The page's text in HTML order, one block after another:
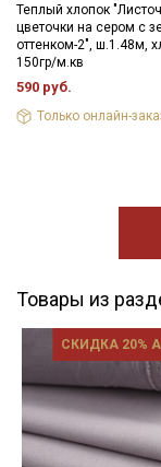
Теплый хлопок
цветочки на сером с
оттенком-2", ш.1.48м,
150гр/м.кв
590 руб.
Только онлайн-
Товары из
СКИДКА 20%